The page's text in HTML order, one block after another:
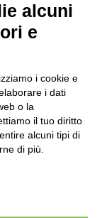
alcuni
e
i cookie e
i dati
o la
il tuo diritto
alcuni tipi di
di più.